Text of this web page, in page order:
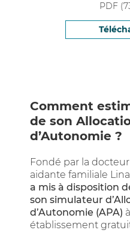
PDF (
Comment
de son
d’Autonomie ?
Fondé par la
aidante familiale
a mis à disposition
son simulateur
d’Autonomie (APA)
établissement